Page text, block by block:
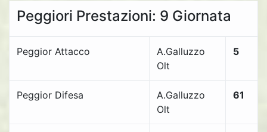
Peggiori Prestazioni: 9 Giornata
Peggior Attacco
A.Galluzzo
Olt
5
Peggior Difesa
A.Galluzzo
Olt
61